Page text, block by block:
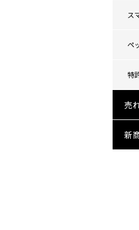
ス
ペ
特
売
新